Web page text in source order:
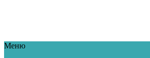
Меню